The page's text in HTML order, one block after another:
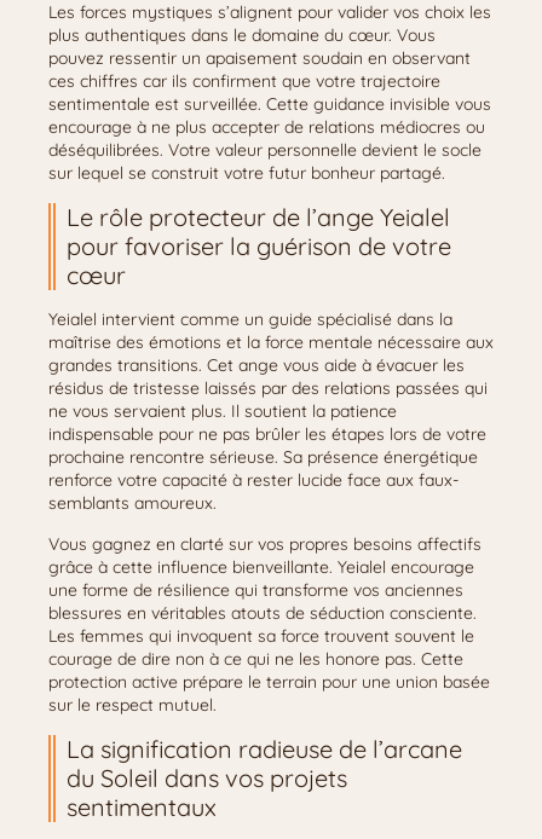
Les forces mystiques s’alignent pour valider vos choix les
plus authentiques dans le domaine du cœur. Vous
pouvez ressentir un apaisement soudain en observant
ces chiffres car ils confirment que votre trajectoire
sentimentale est surveillée. Cette guidance invisible vous
encourage à ne plus accepter de relations médiocres ou
déséquilibrées. Votre valeur personnelle devient le socle
sur lequel se construit votre futur bonheur partagé.
Le rôle protecteur de l’ange Yeialel
pour favoriser la guérison de votre
cœur
Yeialel intervient comme un guide spécialisé dans la
maîtrise des émotions et la force mentale nécessaire aux
grandes transitions. Cet ange vous aide à évacuer les
résidus de tristesse laissés par des relations passées qui
ne vous servaient plus. Il soutient la patience
indispensable pour ne pas brûler les étapes lors de votre
prochaine rencontre sérieuse. Sa présence énergétique
renforce votre capacité à rester lucide face aux faux-
semblants amoureux.
Vous gagnez en clarté sur vos propres besoins affectifs
grâce à cette influence bienveillante. Yeialel encourage
une forme de résilience qui transforme vos anciennes
blessures en véritables atouts de séduction consciente.
Les femmes qui invoquent sa force trouvent souvent le
courage de dire non à ce qui ne les honore pas. Cette
protection active prépare le terrain pour une union basée
sur le respect mutuel.
La signification radieuse de l’arcane
du Soleil dans vos projets
sentimentaux